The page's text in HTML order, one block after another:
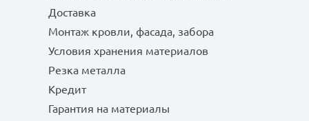
Доставка
Монтаж кровли, фасада, забора
Условия хранения материалов
Резка металла
Кредит
Гарантия на материалы